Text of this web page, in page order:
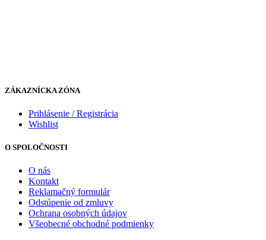
ZÁKAZNÍCKA ZÓNA
Prihlásenie / Registrácia
Wishlist
O SPOLOČNOSTI
O nás
Kontakt
Reklamačný formulár
Odstúpenie od zmluvy
Ochrana osobných údajov
Všeobecné obchodné podmienky